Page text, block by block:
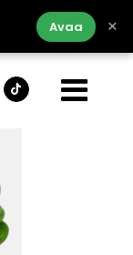
Avaa ×